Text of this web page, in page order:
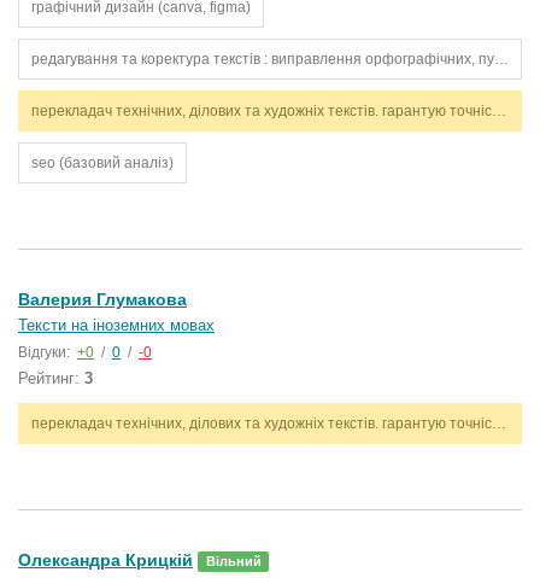
графічний дизайн (canva, figma)
редагування та коректура текстів : виправлення орфографічних, пунктуаційних, граматичних помилок.
перекладач технічних, ділових та художніх текстів. гарантую точність, стилістичну відповідність і дотримання термінів. працюю з англійською та українською мовами.
seo (базовий аналіз)
Валерия Глумакова
Тексти на іноземних мовах
Відгуки: +0 / 0 / -0
Рейтинг: 3
перекладач технічних, ділових та художніх текстів. гарантую точність, стилістичну відповідність і дотримання термінів. працюю з англійською та українською мовами.
Олександра Крицкій Вільний